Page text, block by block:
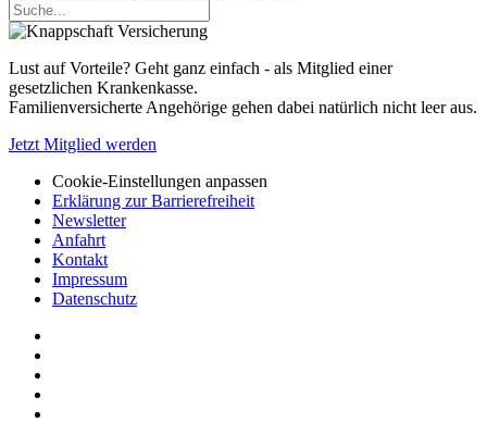
Lust auf Vorteile? Geht ganz einfach - als Mitglied einer
gesetzlichen Krankenkasse.
Familienversicherte Angehörige gehen dabei natürlich nicht leer aus.
Jetzt Mitglied werden
Cookie-Einstellungen anpassen
Erklärung zur Barrierefreiheit
Newsletter
Anfahrt
Kontakt
Impressum
Datenschutz